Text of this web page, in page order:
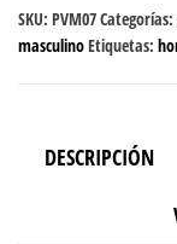
SKU: PVM07Categorías:
masculinoEtiquetas:
DESCRIPCIÓN